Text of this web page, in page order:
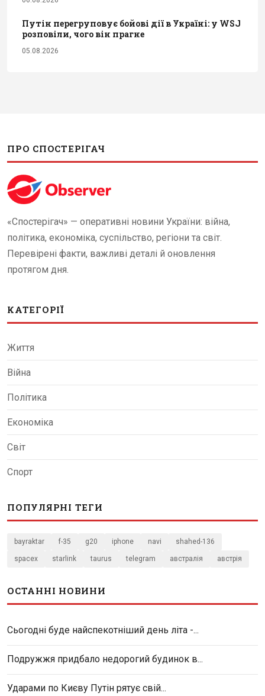
Путін перегруповує бойові дії в Україні: у WSJ
розповіли, чого він прагне
05.08.2026
ПРО СПОСТЕРІГАЧ
«Спостерігач» — оперативні новини України: війна,
політика, економіка, суспільство, регіони та світ.
Перевірені факти, важливі деталі й оновлення
протягом дня.
КАТЕГОРІЇ
Життя
Війна
Політика
Економіка
Світ
Спорт
ПОПУЛЯРНІ ТЕГИ
bayraktar f-35 g20 iphone navi shahed-136
spacex starlink taurus telegram австралія австрія
ОСТАННІ НОВИНИ
Сьогодні буде найспекотніший день літа -...
Подружжя придбало недорогий будинок в...
Ударами по Києву Путін рятує свій...